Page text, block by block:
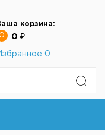
корзина:
0
0 ₽
0